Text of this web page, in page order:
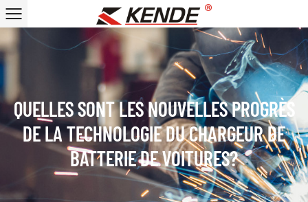
QUELLES SONT LES NOUVELLES PROGRÈS
DE LA TECHNOLOGIE DU CHARGEUR DE
BATTERIE DE VOITURES?